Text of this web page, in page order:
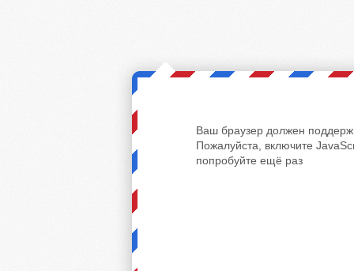
Ваш браузер должен
Пожалуйста, включите
попробуйте ещё раз